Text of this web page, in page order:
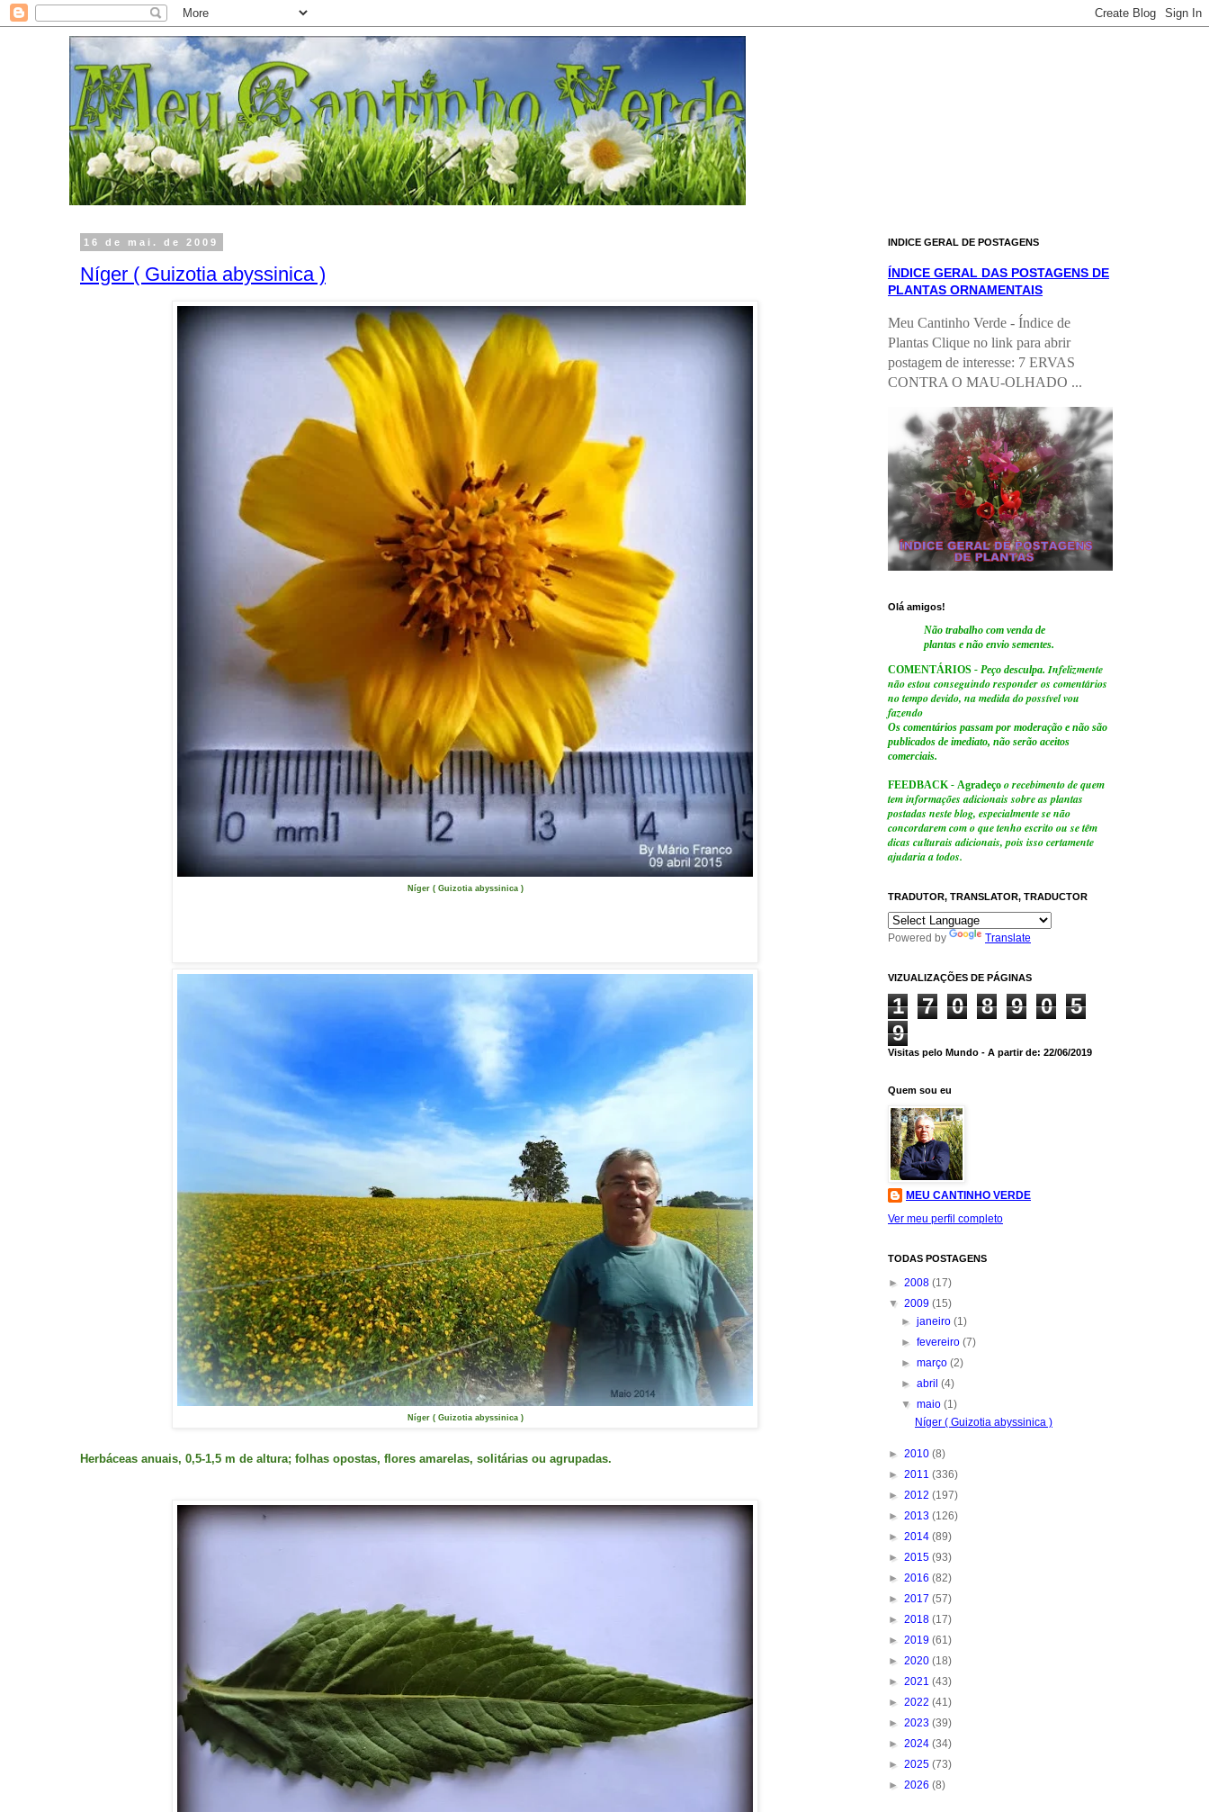
16 de mai. de 2009
Níger ( Guizotia abyssinica )
Níger ( Guizotia abyssinica )
Níger ( Guizotia abyssinica )
Herbáceas anuais, 0,5-1,5 m de altura; folhas opostas, flores amarelas, solitárias ou agrupadas.
INDICE GERAL DE POSTAGENS
ÍNDICE GERAL DAS POSTAGENS DE
PLANTAS ORNAMENTAIS
Meu Cantinho Verde - Índice de
Plantas Clique no link para abrir
postagem de interesse: 7 ERVAS
CONTRA O MAU-OLHADO ...
Olá amigos!
Não trabalho com venda de
plantas e não envio sementes.
COMENTÁRIOS - Peço desculpa.Infelizmente
não estou conseguindo responder os comentários
no tempo devido, na medida do possível vou
fazendo
Os comentários passam por moderação e não são
publicados de imediato, não serão aceitos
comerciais.
FEEDBACK- Agradeço o recebimento de quem
tem informações adicionais sobre as plantas
postadas neste blog, especialmente se não
concordarem com o que tenho escrito ou se têm
dicas culturais adicionais, pois isso certamente
ajudaria a todos.
TRADUTOR, TRANSLATOR, TRADUCTOR
Powered by Translate
VIZUALIZAÇÕES DE PÁGINAS
1 7 0 8 9 0
5
9
Visitas pelo Mundo - A partir de: 22/06/2019
Quem sou eu
MEU CANTINHO VERDE
Ver meu perfil completo
TODAS POSTAGENS
► 2008 (17)
▼ 2009 (15)
►janeiro(1)
►fevereiro(7)
►março(2)
►abril(4)
▼maio(1)
Níger ( Guizotia abyssinica )
► 2010 (8)
► 2011 (336)
► 2012 (197)
► 2013 (126)
► 2014 (89)
► 2015 (93)
► 2016 (82)
► 2017 (57)
► 2018 (17)
► 2019 (61)
► 2020 (18)
► 2021 (43)
► 2022 (41)
► 2023 (39)
► 2024 (34)
► 2025 (73)
► 2026 (8)